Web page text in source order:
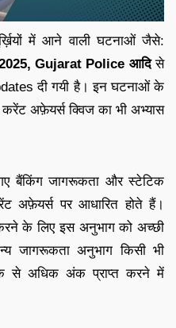
में आने वाली घटनाओं जैसे:
Gujarat Police आदिसे
दी गयी है। इन घटनाओं के
करेंट अफ़ेयर्स क्विज का भी अभ्यास
बैंकिंग जागरूकता और स्टेटिक
अफ़ेयर्स पर आधारित होते हैं।
के लिए इस अनुभाग को अच्छी
जागरूकता अनुभाग किसी भी
से अधिक अंक प्राप्त करने में